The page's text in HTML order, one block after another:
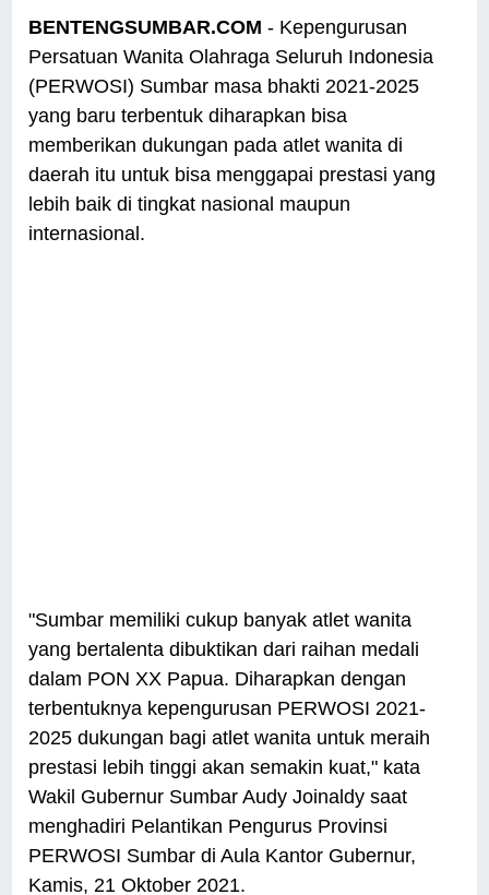
BENTENGSUMBAR.COM - Kepengurusan
Persatuan Wanita Olahraga Seluruh Indonesia
(PERWOSI) Sumbar masa bhakti 2021-2025
yang baru terbentuk diharapkan bisa
memberikan dukungan pada atlet wanita di
daerah itu untuk bisa menggapai prestasi yang
lebih baik di tingkat nasional maupun
internasional.
"Sumbar memiliki cukup banyak atlet wanita
yang bertalenta dibuktikan dari raihan medali
dalam PON XX Papua. Diharapkan dengan
terbentuknya kepengurusan PERWOSI 2021-
2025 dukungan bagi atlet wanita untuk meraih
prestasi lebih tinggi akan semakin kuat," kata
Wakil Gubernur Sumbar Audy Joinaldy saat
menghadiri Pelantikan Pengurus Provinsi
PERWOSI Sumbar di Aula Kantor Gubernur,
Kamis, 21 Oktober 2021.